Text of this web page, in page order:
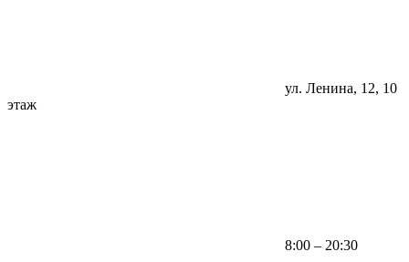
ул. Ленина, 12, 10
этаж
8:00 – 20:30